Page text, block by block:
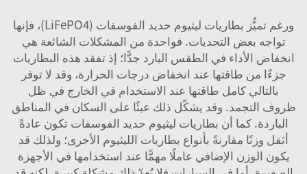
ورغم تميُّز بطاريات ليثيوم حديد الفوسفات (LiFePO4)، فإنها
تواجه بعض التحديات. فواحدة من المشكلات الشائعة هي
انخفاض الأداء في الطقس البارد جدًّا؛ إذ تفقد هذه البطاريات
جزءًا من طاقتها عند انخفاض درجات الحرارة، وقد لا توفر
بالتالي كامل طاقتها عند الاستخدام في الخارج في ظل
ظروف التجمد. وقد يشكّل ذلك عبئًا على السكان في المناطق
الباردة. كما أن بطاريات ليثيوم حديد الفوسفات تكون عادةً
أثقل وزنًا مقارنةً بأنواع بطاريات الليثيوم الأخرى؛ ولذلك قد
يكون الوزن الإضافي عاملًا مهمًّا عند استخدامها في الأجهزة